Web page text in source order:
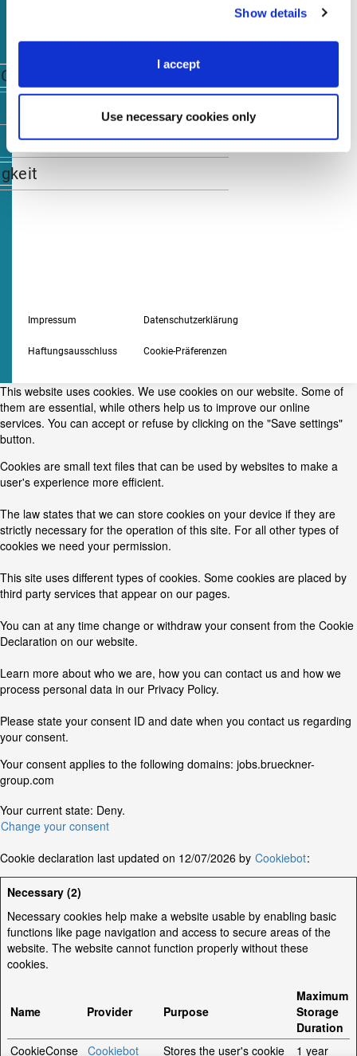
Show details
I accept
Use necessary cookies only
Impressum Datenschutzerklärung
Haftungsausschluss Cookie-Präferenzen
This website uses cookies. We use cookies on our website. Some of
them are essential, while others help us to improve our online
services. You can accept or refuse by clicking on the "Save settings"
button.
Cookies are small text files that can be used by websites to make a
user's experience more efficient.
The law states that we can store cookies on your device if they are
strictly necessary for the operation of this site. For all other types of
cookies we need your permission.
This site uses different types of cookies. Some cookies are placed by
third party services that appear on our pages.
You can at any time change or withdraw your consent from the Cookie
Declaration on our website.
Learn more about who we are, how you can contact us and how we
process personal data in our Privacy Policy.
Please state your consent ID and date when you contact us regarding
your consent.
Your consent applies to the following domains: jobs.brueckner-
group.com
Your current state: Deny.
Change your consent
Cookie declaration last updated on 12/07/2026 by Cookiebot:
Necessary (2)
Necessary cookies help make a website usable by enabling basic
functions like page navigation and access to secure areas of the
website. The website cannot function properly without these
cookies.
Name Provider Purpose
Maximum
Storage
Duration
CookieConse Cookiebot Stores the user's cookie 1 year